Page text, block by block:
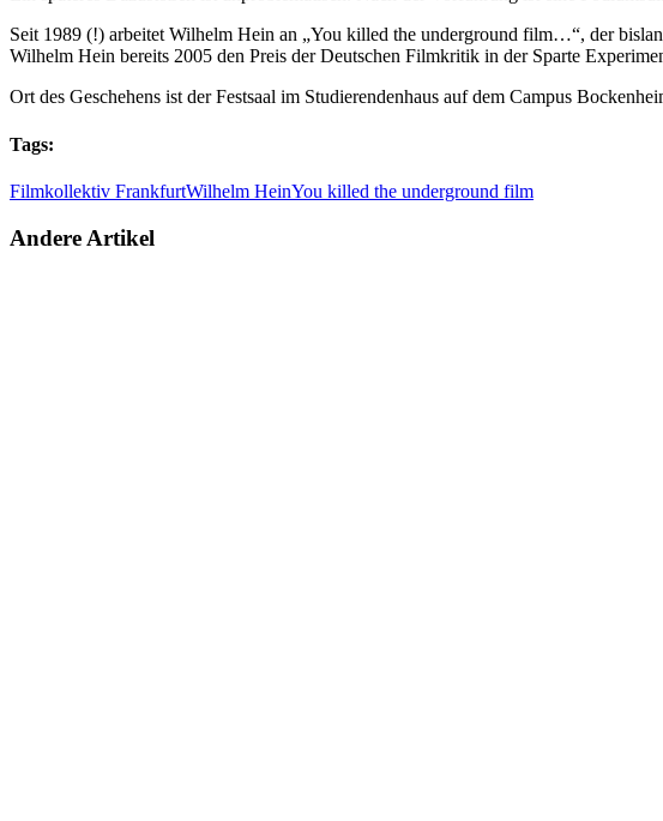
Seit 1989 (!) arbeitet Wilhelm Hein an „You killed the underground film…“, der
Wilhelm Hein bereits 2005 den Preis der Deutschen Filmkritik in der Sparte
Ort des Geschehens ist der Festsaal im Studierendenhaus auf dem Campus
Tags:
Filmkollektiv FrankfurtWilhelm HeinYou killed the underground film
Andere Artikel